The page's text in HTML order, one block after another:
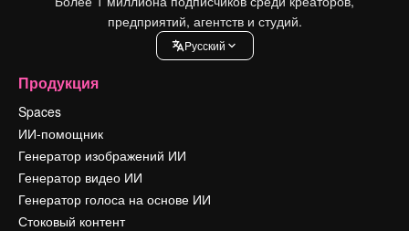
предприятий, агентств и студий.
Pусский
Продукция
Spaces
ИИ-помощник
Генератор изображений ИИ
Генератор видео ИИ
Генератор голоса на основе ИИ
Стоковый контент